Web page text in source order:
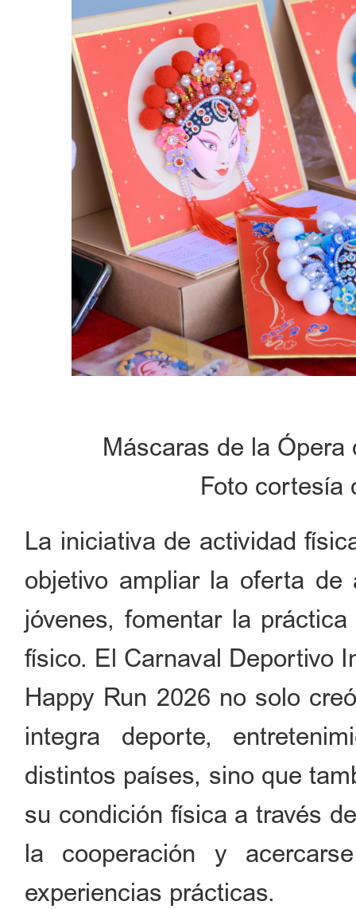
Máscaras de la
Foto cortesía
La iniciativa de actividad
objetivo ampliar la oferta
jóvenes, fomentar la
físico. El Carnaval Deportivo
Happy Run 2026 no solo
integra deporte,
distintos países, sino que
su condición física a través
la cooperación y
experiencias prácticas.